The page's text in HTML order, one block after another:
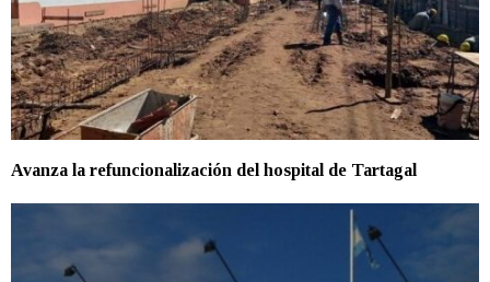
Avanza la refuncionalización del hospital de Tartagal